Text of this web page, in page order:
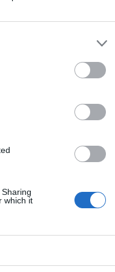
which it
Δ.Κ. Μορφοβουνίου 10-
Την Πέμπτη 6 Αυγούστου
Εκδόθηκε από το
Διάταξη Θήρας για την
περίοδο 2026-27
Συνελήφθησαν δύο άτομα
κλοπή μετασχηματιστή του
Τυρνάβου